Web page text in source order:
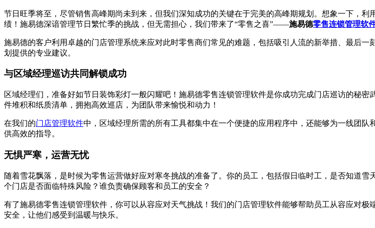
节日旺季将至，尽管销售高峰期尚未到来，但我们深知成功的关键在于完美的高峰期规划。想象一下，
绩！施易德深谙管理节日繁忙季的挑战，但无需担心，我们带来了“零售之喜”——施易德零售连锁管理软
施易德的客户利用卓越的门店管理系统来应对此时零售商们常见的难题，包括吸引人流的新举措、最后
划提供的专业建议。
与区域经理巡访共同解锁成功
区域经理们，准备好如节日装饰彩灯一般闪耀吧！施易德零售连锁管理软件是你成功完成门店巡访的秘
件堆积和纸质清单，拥抱高效巡店，为团队带来愉悦和动力！
在我们的门店管理软件中，区域经理所需的所有工具都集中在一个便捷的应用程序中，还能够为一线团
供高效的指导。
无惧严寒，运营无忧
随着雪花飘落，是时候为零售运营做好应对寒冬挑战的准备了。你的员工，包括假日临时工，是否知道
个门店是否面临特殊风险？谁负责确保顾客和员工的安全？
有了施易德零售连锁管理软件，你可以从容应对天气挑战！我们的门店管理软件能够帮助员工从容应对
安全，让他们感受到温暖与快乐。